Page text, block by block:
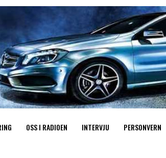
OSS I RADIOEN INTERVJU PERSONVERN